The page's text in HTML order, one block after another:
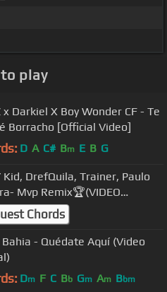
play
x Darkiel X Boy Wonder CF - Te
Borracho [Official Video]
D A C# Bm E B G
Kid, DrefQuila, Trainer, Paulo
Mvp Remix🏆(VIDEO
AIRLAPS/LABBÉ)
Chords
- Quédate Aquí (Video
Dm F C Bb Gm Am Bbm